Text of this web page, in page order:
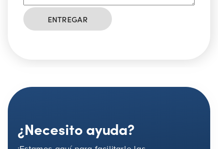
¿Necesito ayuda?